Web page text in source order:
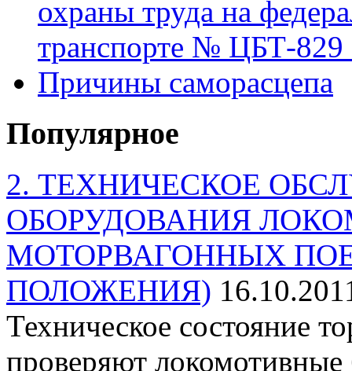
охраны труда на
транспорте № ЦБТ-829
Причины саморасцепа
Популярное
2. ТЕХНИЧЕСКОЕ
ОБОРУДОВАНИЯ
МОТОРВАГОННЫХ
ПОЛОЖЕНИЯ)
Техническое состояние
проверяют